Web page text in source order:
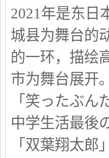
2021年是东日
城县为舞台的
的一环，描绘
市为舞台展开。
「笑ったぶ
中学生活最後
「双葉翔太郎